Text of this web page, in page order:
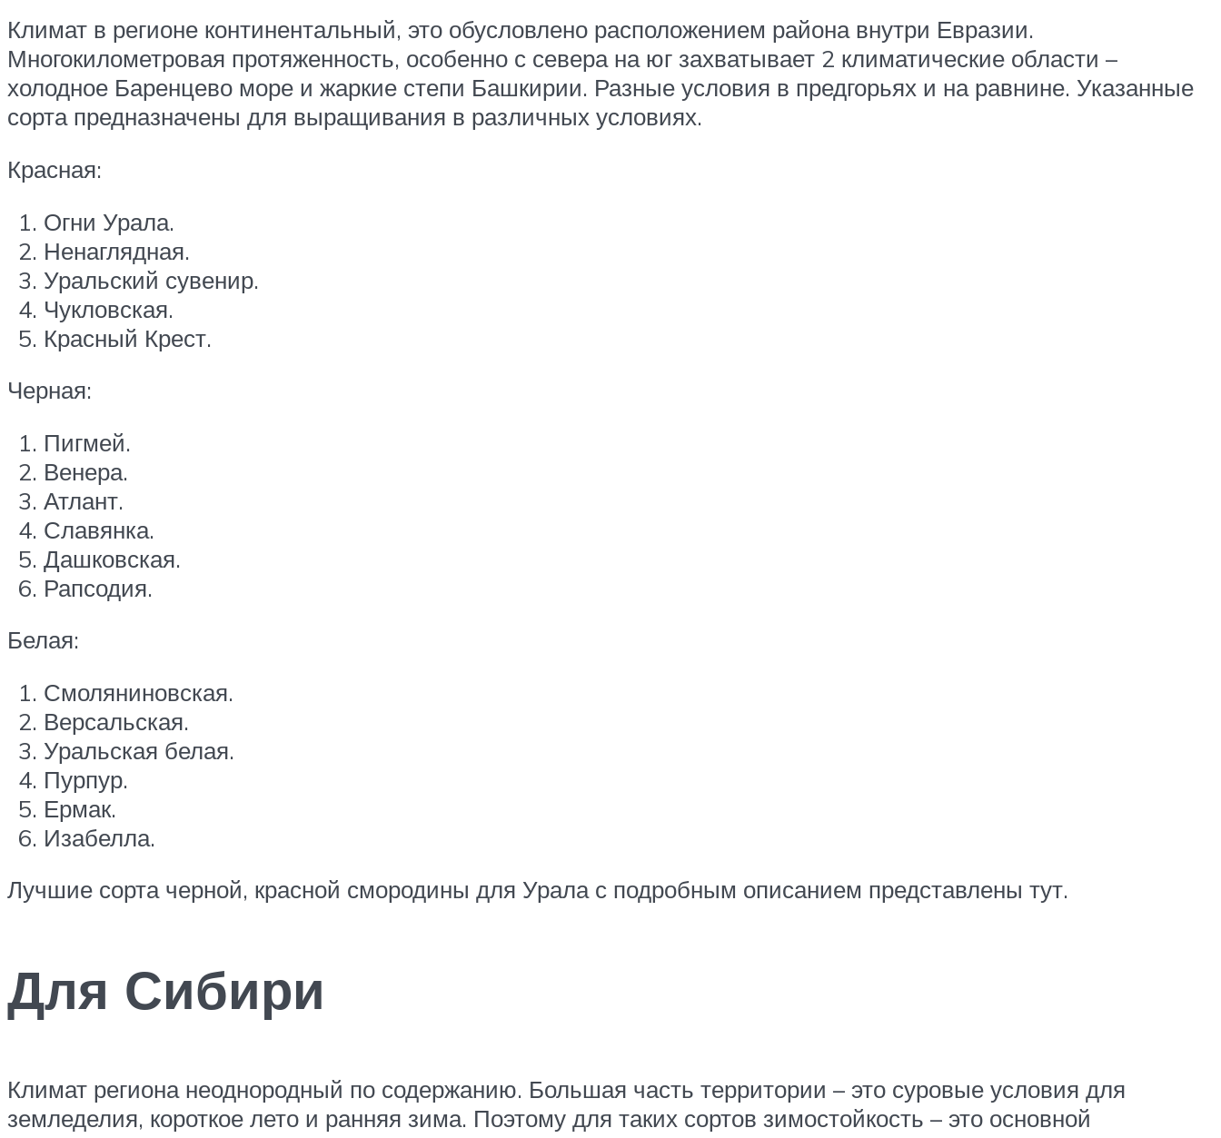
Климат в регионе континентальный, это обусловлено расположением района внутри Евразии.
Многокилометровая протяженность, особенно с севера на юг захватывает 2 климатические области –
холодное Баренцево море и жаркие степи Башкирии. Разные условия в предгорьях и на равнине. Указанные
сорта предназначены для выращивания в различных условиях.
Красная:
Огни Урала.
Ненаглядная.
Уральский сувенир.
Чукловская.
Красный Крест.
Черная:
Пигмей.
Венера.
Атлант.
Славянка.
Дашковская.
Рапсодия.
Белая:
Смоляниновская.
Версальская.
Уральская белая.
Пурпур.
Ермак.
Изабелла.
Лучшие сорта черной, красной смородины для Урала с подробным описанием представлены тут.
Для Сибири
Климат региона неоднородный по содержанию. Большая часть территории – это суровые условия для
земледелия, короткое лето и ранняя зима. Поэтому для таких сортов зимостойкость – это основной